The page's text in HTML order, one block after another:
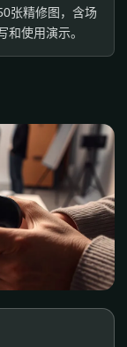
张精修图，含场
和使用演示。